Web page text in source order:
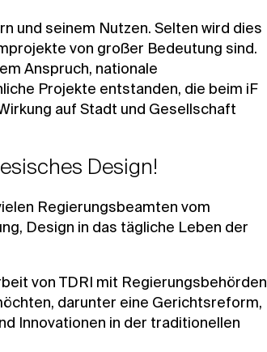
und seinem Nutzen. Selten wird dies
von großer Bedeutung sind.
Anspruch, nationale
Projekte entstanden, die beim iF
auf Stadt und Gesellschaft
Design!
Regierungsbeamten vom
Design in das tägliche Leben der
von TDRI mit Regierungsbehörden
darunter eine Gerichtsreform,
Innovationen in der traditionellen